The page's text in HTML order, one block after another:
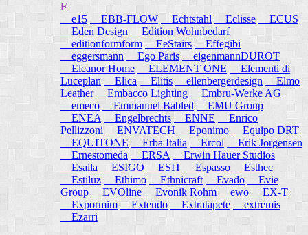
E
e15 EBB-FLOW Echtstahl Eclisse
ECUS
Eden Design
Edition Wohnbedarf
editionformform
EeStairs
Effegibi
eggersmann
Ego Paris
eigenmannDUROT
Eleanor Home
ELEMENT ONE
Elementi di
Luceplan
Elica Elitis ellenbergerdesign
Elmo
Leather
Embacco Lighting
Embru-Werke AG
emeco
Emmanuel Babled
EMU Group
ENEA
Engelbrechts ENNE
Enrico
Pellizzoni ENVATECH Eponimo
Equipo DRT
EQUITONE
Erba Italia Ercol
Erik Jorgensen
Ernestomeda
ERSA
Erwin Hauer Studios
Esaila
ESIGO ESIT Espasso
Esthec
Estiluz
Ethimo Ethnicraft Evado
Evie
Group
EVOline Evonik Rohm ewo
EX-T
Expormim
Extendo Extratapete
extremis
Ezarri